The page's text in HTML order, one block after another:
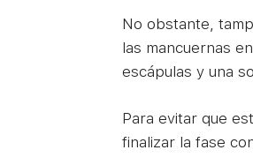
No obstante,
las mancuernas
escápulas y una
Para evitar que
finalizar la fase